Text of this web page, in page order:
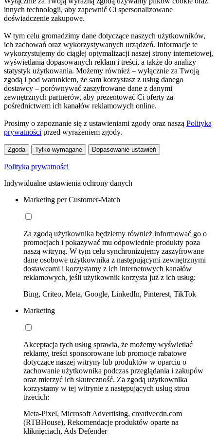
innych technologii, aby zapewnić Ci spersonalizowane
doświadczenie zakupowe.
W tym celu gromadzimy dane dotyczące naszych użytkowników,
ich zachowań oraz wykorzystywanych urządzeń. Informacje te
wykorzystujemy do ciągłej optymalizacji naszej strony internetowej,
wyświetlania dopasowanych reklam i treści, a także do analizy
statystyk użytkowania. Możemy również – wyłącznie za Twoją
zgodą i pod warunkiem, że sam korzystasz z usług danego
dostawcy – porównywać zaszyfrowane dane z danymi
zewnętrznych partnerów, aby prezentować Ci oferty za
pośrednictwem ich kanałów reklamowych online.
Prosimy o zapoznanie się z ustawieniami zgody oraz naszą Polityką
prywatności przed wyrażeniem zgody.
Zgoda Tylko wymagane Dopasowanie ustawień
Polityka prywatności
Indywidualne ustawienia ochrony danych
Marketing per Customer-Match
Za zgodą użytkownika będziemy również informować go o
promocjach i pokazywać mu odpowiednie produkty poza
naszą witryną. W tym celu synchronizujemy zaszyfrowane
dane osobowe użytkownika z następującymi zewnętrznymi
dostawcami i korzystamy z ich internetowych kanałów
reklamowych, jeśli użytkownik korzysta już z ich usług:
Bing, Criteo, Meta, Google, LinkedIn, Pinterest, TikTok
Marketing
Akceptacja tych usług sprawia, że możemy wyświetlać
reklamy, treści sponsorowane lub promocje rabatowe
dotyczące naszej witryny lub produktów w oparciu o
zachowanie użytkownika podczas przeglądania i zakupów
oraz mierzyć ich skuteczność. Za zgodą użytkownika
korzystamy w tej witrynie z następujących usług stron
trzecich:
Meta-Pixel, Microsoft Advertising, creativecdn.com
(RTBHouse), Rekomendacje produktów oparte na
kliknięciach, Ads Defender